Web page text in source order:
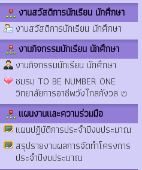
งานสวัสดิการนักเรียน นักศึกษา
งานสวัสดิการนักเรียน นักศึกษา
งานกิจกรรมนักเรียน นักศึกษา
งานกิจกรรมนักเรียน นักศึกษา
ชมรม TO BE NUMBER ONE
วิทยาลัยการอาชีพวังไกลกังวล ๒
แผนงานและความร่วมมือ
แผนปฏิบัติการประจำปีงบประมาณ
สรุปรายงานผลการจัดทำโครงการ
ประจำปีงบประมาณ